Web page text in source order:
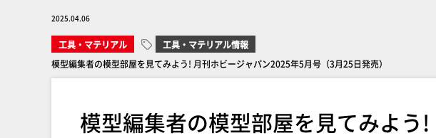
2025.04.06
工具・マテリアル
工具・マテリアル情報
模型編集者の模型部屋を見てみよう! 月刊ホビージャパン2025年5月号（3月25日発売）
模型編集者の模型部屋を見てみよう!